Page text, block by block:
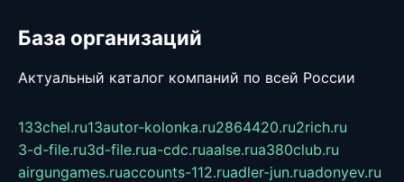
База организаций
Актуальный каталог компаний по всей России
133chel.ru13autor-kolonka.ru2864420.ru2rich.ru
3-d-file.ru3d-file.rua-cdc.ruaalse.rua380club.ru
airgungames.ruaccounts-112.ruadler-jun.ruadonyev.ru